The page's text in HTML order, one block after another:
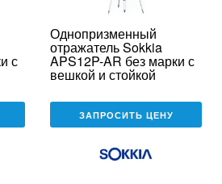
с
Однопризменный
отражатель Sokkia
APS12P-AR без марки с
вешкой и стойкой
ЗАПРОСИТЬ ЦЕНУ